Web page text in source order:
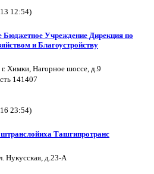
12:54)
Учреждение Дирекция по
и Благоустройству
Химки, Нагорное шоссе, д.9
141407
23:54)
Ташгипротранс
Нукусская, д.23-А